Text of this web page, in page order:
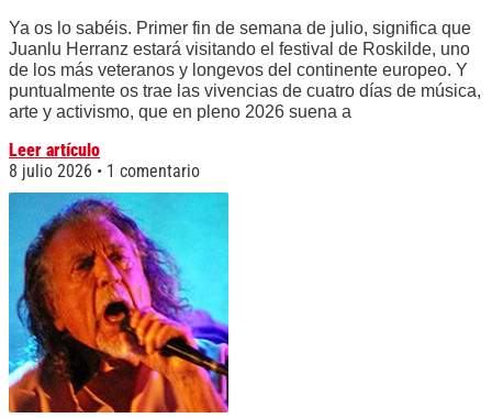
Ya os lo sabéis. Primer fin de semana de julio, significa que
Juanlu Herranz estará visitando el festival de Roskilde, uno
de los más veteranos y longevos del continente europeo. Y
puntualmente os trae las vivencias de cuatro días de música,
arte y activismo, que en pleno 2026 suena a
Leer artículo
8 julio 2026
1 comentario